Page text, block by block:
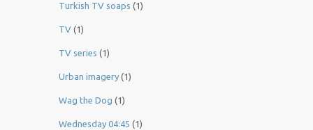
Turkish TV soaps (1)
TV (1)
TV series (1)
Urban imagery (1)
Wag the Dog (1)
Wednesday 04:45 (1)